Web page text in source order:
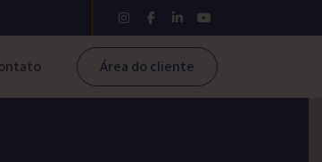
Área do cliente